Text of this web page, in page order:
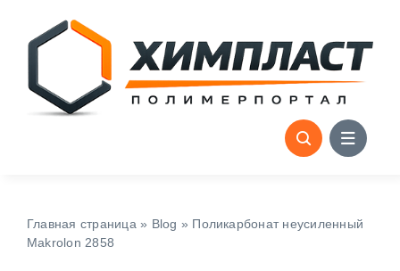
content
Главная страница » Blog » Поликарбонат неусиленный
Makrolon 2858